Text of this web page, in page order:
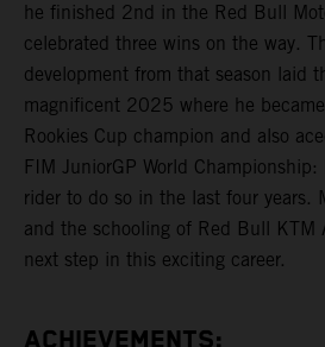
he finished 2nd in the Red Bull
celebrated three wins on the way.
development from that season laid
magnificent 2025 where he
Rookies Cup champion and also
FIM JuniorGP World
rider to do so in the last four years.
and the schooling of Red Bull KTM
next step in this exciting career.
ACHIEVEMENTS: